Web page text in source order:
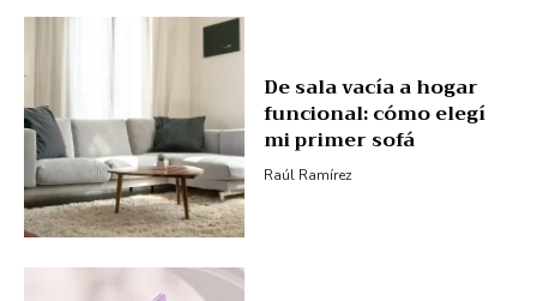
De sala vacía a hogar
funcional: cómo elegí
mi primer sofá
Raúl Ramírez